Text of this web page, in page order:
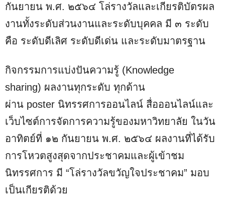
กันยายน พ.ศ. ๒๕๖๔ โล่รางวัลและเกียรติบัตรผล
งานทั้งระดับส่วนงานและระดับบุคคล มี ๓ ระดับ
คือ ระดับดีเลิศ ระดับดีเด่น และระดับมาตรฐาน
กิจกรรมการแบ่งปันความรู้ (Knowledge
sharing) ผลงานทุกระดับ ทุกด้าน
ผ่าน poster นิทรรศการออนไลน์ สื่อออนไลน์และ
เว็บไซต์การจัดการความรู้ของมหาวิทยาลัย ในวัน
อาทิตย์ที่ ๑๒ กันยายน พ.ศ. ๒๕๖๔ ผลงานที่ได้รับ
การโหวตสูงสุดจากประชาคมและผู้เข้าชม
นิทรรศการ มี “โล่รางวัลขวัญใจประชาคม” มอบ
เป็นเกียรติด้วย